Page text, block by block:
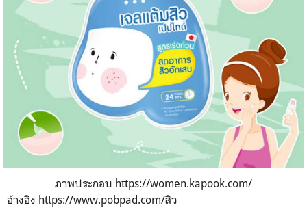
ภาพประกอบ https://women.kapook.com/
อ้างอิง https://www.pobpad.com/สิว